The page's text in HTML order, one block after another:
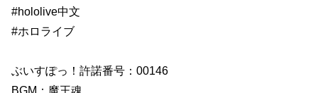
#hololive中文
#ホロライブ
ぶいすぽっ！許諾番号：00146